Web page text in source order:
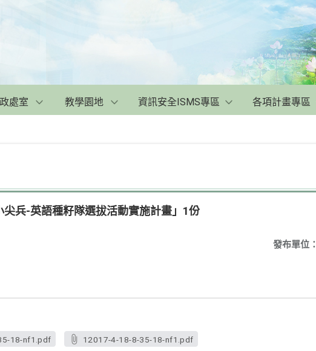
處室 教學園地 資訊安全ISMS專區 各項計畫專區
尖兵-英語種籽隊選拔活動實施計畫」1份
發布單位：
18-nf1.pdf 12017-4-18-8-35-18-nf1.pdf